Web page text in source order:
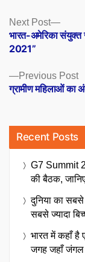
Posts
navigation
Previous Post
ग्रामीण महिलाओं का
Next Post
Next
post:
भारत-अमेरिका संयुक्त
2021”
Recent Posts
G7 Summit
की बैठक,
दुनिया का सबसे
सबसे ज्यादा
भारत में कहाँ है
जगह जहाँ